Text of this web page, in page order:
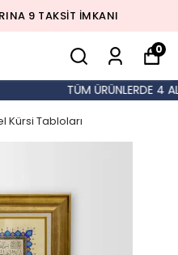
9 TAKSİT İMKANI
0
TÜM ÜRÜNLERDE 4
Kürsi Tabloları